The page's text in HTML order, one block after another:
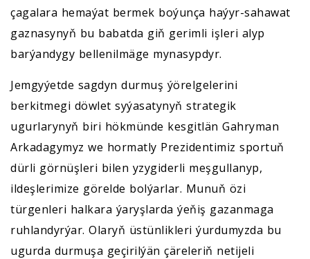
çagalara hemaýat bermek boýunça haýyr-sahawat
gaznasynyň bu babatda giň gerimli işleri alyp
barýandygy bellenilmäge mynasypdyr.
Jemgyýetde sagdyn durmuş ýörelgelerini
berkitmegi döwlet syýasatynyň strategik
ugurlarynyň biri hökmünde kesgitlän Gahryman
Arkadagymyz we hormatly Prezidentimiz sportuň
dürli görnüşleri bilen yzygiderli meşgullanyp,
ildeşlerimize görelde bolýarlar. Munuň özi
türgenleri halkara ýaryşlarda ýeňiş gazanmaga
ruhlandyrýar. Olaryň üstünlikleri ýurdumyzda bu
ugurda durmuşa geçirilýän çäreleriň netijeli